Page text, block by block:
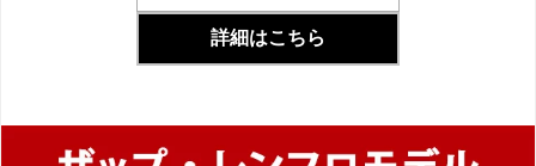
詳細はこちら